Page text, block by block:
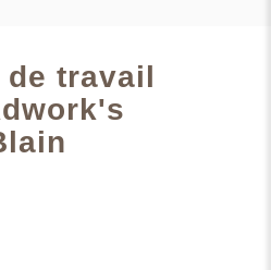
de travail